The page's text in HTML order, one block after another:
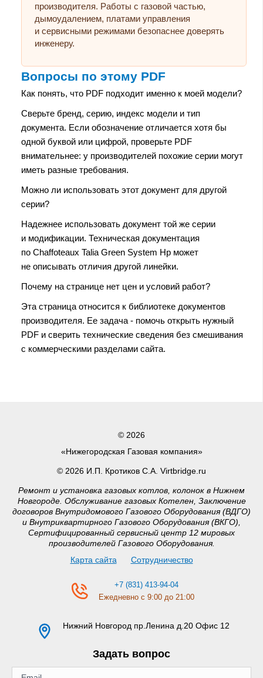
производителя. Работы с газовой частью,
дымоудалением, платами управления
и сервисными режимами безопаснее доверять
инженеру.
Вопросы по этому PDF
Как понять, что PDF подходит именно к моей модели?
Сверьте бренд, серию, индекс модели и тип
документа. Если обозначение отличается хотя бы
одной буквой или цифрой, проверьте PDF
внимательнее: у производителей похожие серии могут
иметь разные требования.
Можно ли использовать этот документ для другой
серии?
Надежнее использовать документ той же серии
и модификации. Техническая документация
по Chaffoteaux Talia Green System Hp может
не описывать отличия другой линейки.
Почему на странице нет цен и условий работ?
Эта страница относится к библиотеке документов
производителя. Ее задача - помочь открыть нужный
PDF и сверить технические сведения без смешивания
с коммерческими разделами сайта.
© 2026
«Нижегородская Газовая компания»
© 2026 И.П. Кротиков С.А. Virtbridge.ru
Ремонт и установка газовых котлов, колонок в Нижнем
Новгороде. Обслуживание газовых Котелен, Заключение
договоров Внутридомового Газового Оборудования (ВДГО)
и Внутриквартирного Газового Оборудования (ВКГО),
Сертифицированный сервисный центр 12 мировых
производителей Газового Оборудования.
Карта сайта
Сотрудничество
+7 (831) 413-94-04
Ежедневно с 9:00 до 21:00
Нижний Новгород пр.Ленина д.20 Офис 12
Задать вопрос